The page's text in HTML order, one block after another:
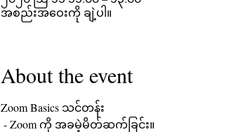
အစည်းအဝေးကို ချဲ့ပါ။
About the event
Zoom Basics သင်တန်း
- Zoom ကို အခမဲ့မိတ်ဆက်ခြင်း။